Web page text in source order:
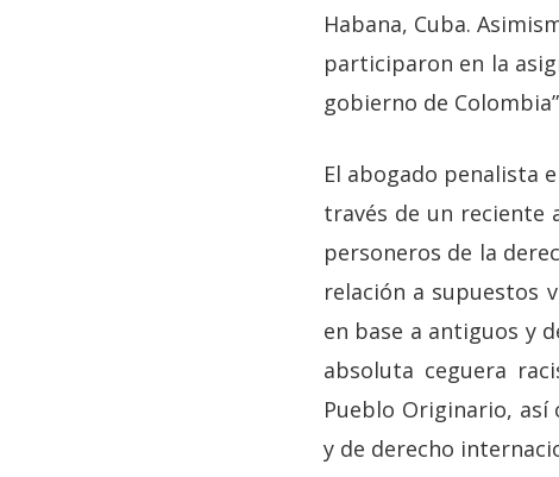
Habana, Cuba.
participaron en la
gobierno de
El abogado penalista
través de un reciente
personeros de la
relación a supuestos
en base a antiguos y
absoluta ceguera
Pueblo Originario,
y de derecho